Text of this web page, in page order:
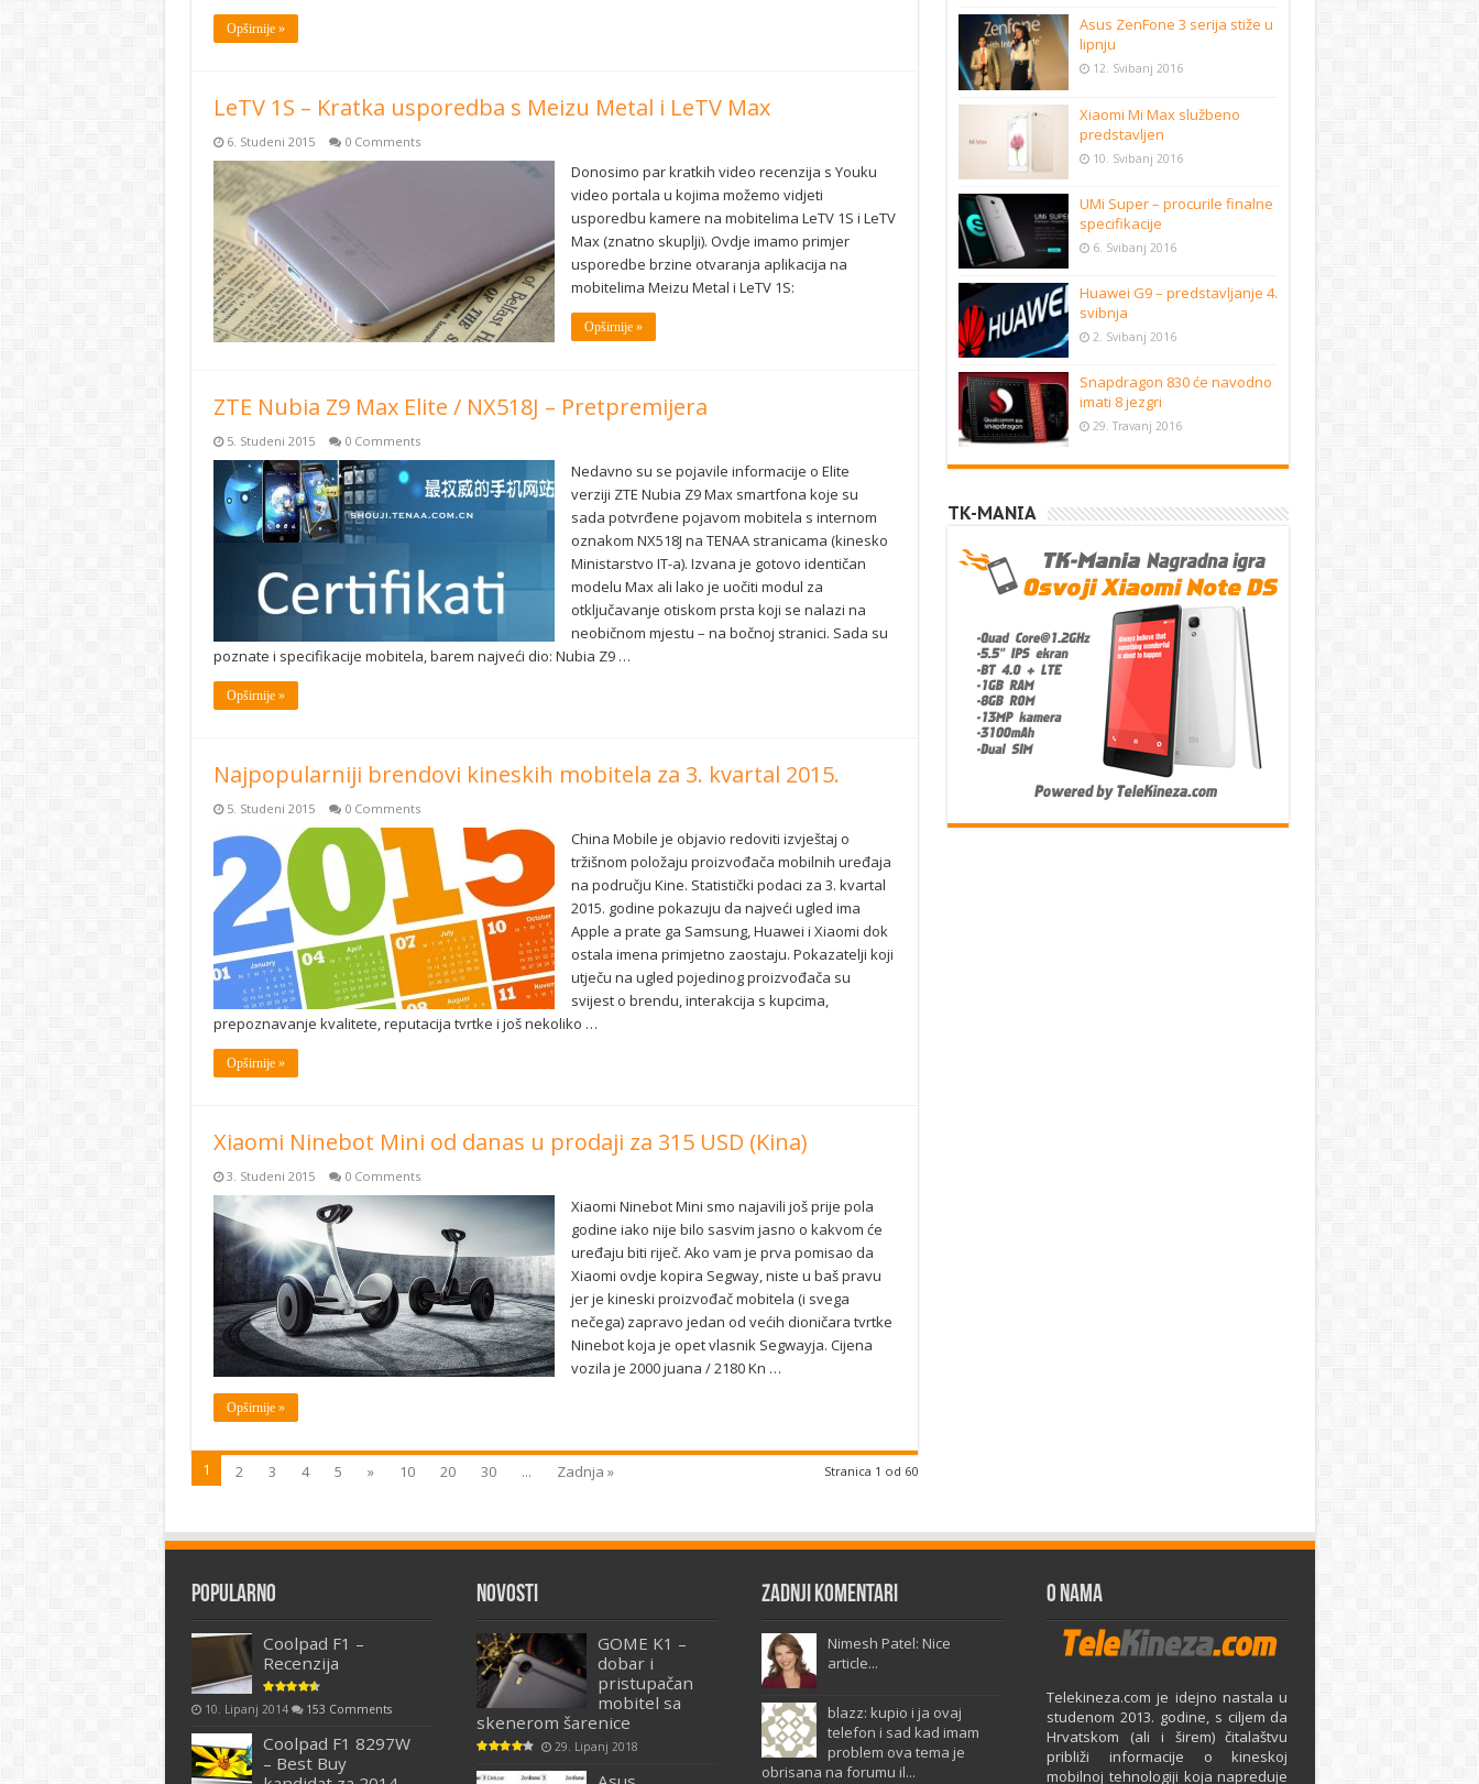
Opširnije »
LeTV 1S – Kratka usporedba s Meizu Metal i LeTV Max
6. Studeni 2015 0 Comments
Donosimo par kratkih video recenzija s Youku
video portala u kojima možemo vidjeti
usporedbu kamere na mobitelima LeTV 1S i LeTV
Max (znatno skuplji). Ovdje imamo primjer
usporedbe brzine otvaranja aplikacija na
mobitelima Meizu Metal i LeTV 1S:
Opširnije »
ZTE Nubia Z9 Max Elite / NX518J – Pretpremijera
5. Studeni 2015 0 Comments
Nedavno su se pojavile informacije o Elite
verziji ZTE Nubia Z9 Max smartfona koje su
sada potvrđene pojavom mobitela s internom
oznakom NX518J na TENAA stranicama (kinesko
Ministarstvo IT-a). Izvana je gotovo identičan
modelu Max ali lako je uočiti modul za
otključavanje otiskom prsta koji se nalazi na
neobičnom mjestu – na bočnoj stranici. Sada su
poznate i specifikacije mobitela, barem najveći dio: Nubia Z9 …
Opširnije »
Najpopularniji brendovi kineskih mobitela za 3. kvartal 2015.
5. Studeni 2015 0 Comments
China Mobile je objavio redoviti izvještaj o
tržišnom položaju proizvođača mobilnih uređaja
na području Kine. Statistički podaci za 3. kvartal
2015. godine pokazuju da najveći ugled ima
Apple a prate ga Samsung, Huawei i Xiaomi dok
ostala imena primjetno zaostaju. Pokazatelji koji
utječu na ugled pojedinog proizvođača su
svijest o brendu, interakcija s kupcima,
prepoznavanje kvalitete, reputacija tvrtke i još nekoliko …
Opširnije »
Xiaomi Ninebot Mini od danas u prodaji za 315 USD (Kina)
3. Studeni 2015 0 Comments
Xiaomi Ninebot Mini smo najavili još prije pola
godine iako nije bilo sasvim jasno o kakvom će
uređaju biti riječ. Ako vam je prva pomisao da
Xiaomi ovdje kopira Segway, niste u baš pravu
jer je kineski proizvođač mobitela (i svega
nečega) zapravo jedan od većih dioničara tvrtke
Ninebot koja je opet vlasnik Segwayja. Cijena
vozila je 2000 juana / 2180 Kn …
Opširnije »
Stranica 1 od 60
1 2 3 4 5 » 10 20 30 ... Zadnja »
Asus ZenFone 3 serija stiže u
lipnju
12. Svibanj 2016
Xiaomi Mi Max službeno
predstavljen
10. Svibanj 2016
UMi Super – procurile finalne
specifikacije
6. Svibanj 2016
Huawei G9 – predstavljanje 4.
svibnja
2. Svibanj 2016
Snapdragon 830 će navodno
imati 8 jezgri
29. Travanj 2016
TK-MANIA
Popularno
Coolpad F1 –
Recenzija
10. Lipanj 2014 153 Comments
Coolpad F1 8297W
– Best Buy
Novosti
GOME K1 –
dobar i
pristupačan
mobitel sa
skenerom šarenice
29. Lipanj 2018
Zadnji komentari
Nimesh Patel: Nice
article...
blazz: kupio i ja ovaj
telefon i sad kad imam
problem ova tema je
obrisana na forumu il...
O Nama
Telekineza.com je idejno nastala u
studenom 2013. godine, s ciljem da
Hrvatskom (ali i širem) čitalaštvu
približi informacije o kineskoj
mobilnoj tehnologiji koja napreduje